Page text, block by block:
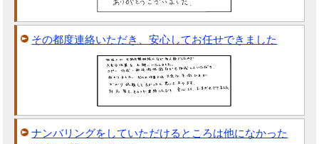
その都度連絡いただき、安心してお任せできました
ナンバリングをしていただけるところは他になかった